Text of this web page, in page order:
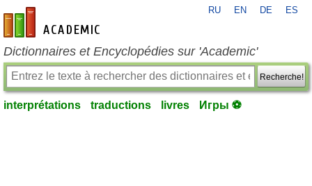
fr-academic.com
RU EN DE ES
Dictionnaires et Encyclopédies sur 'Academic'
Recherche!
interprétations traductions livres Игры ⚽